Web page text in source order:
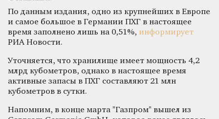
По данным издания, одно из крупнейших в Европе
и самое большое в Германии ПХГ в настоящее
время заполнено лишь на 0,51%, информирует
РИА Новости.
Уточняется, что хранилище имеет мощность 4,2
млрд кубометров, однако в настоящее время
активные запасы в ПХГ составляют 21 млн
кубометров в сутки.
Напомним, в конце марта "Газпром" вышел из